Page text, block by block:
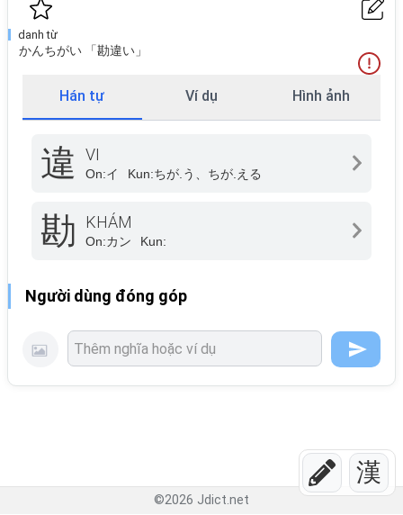
漢
danh từ
かんちがい 「勘違い」
Hán tự Ví dụ Hình ảnh
違 VI
On:イ Kun:ちが.う、ちが.える
勘 KHÁM
On:カン Kun:
Người dùng đóng góp
©2026 Jdict.net